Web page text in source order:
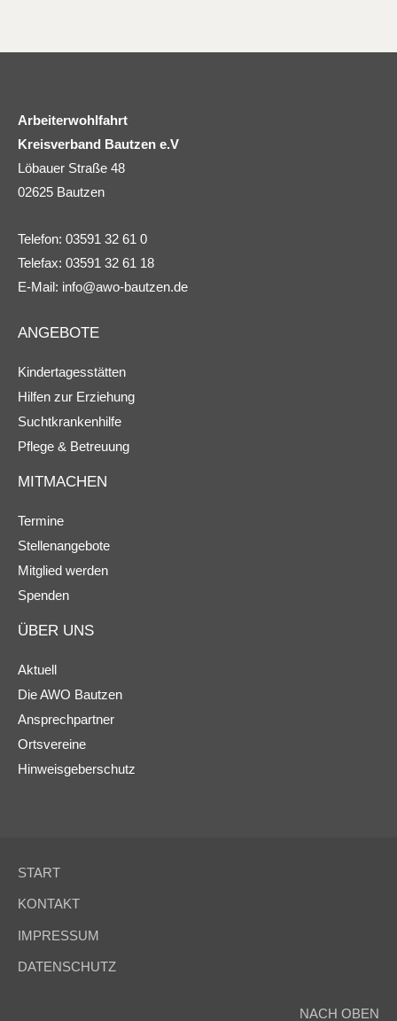
Arbeiterwohlfahrt
Kreisverband Bautzen e.V
Löbauer Straße 48
02625 Bautzen
Telefon: 03591 32 61 0
Telefax: 03591 32 61 18
E-Mail: info@awo-bautzen.de
ANGEBOTE
Kindertagesstätten
Hilfen zur Erziehung
Suchtkrankenhilfe
Pflege & Betreuung
MITMACHEN
Termine
Stellenangebote
Mitglied werden
Spenden
ÜBER UNS
Aktuell
Die AWO Bautzen
Ansprechpartner
Ortsvereine
Hinweisgeberschutz
START
KONTAKT
IMPRESSUM
DATENSCHUTZ
NACH OBEN